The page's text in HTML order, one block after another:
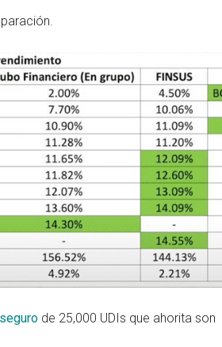
seguro de 25,000 UDIs que ahorita son